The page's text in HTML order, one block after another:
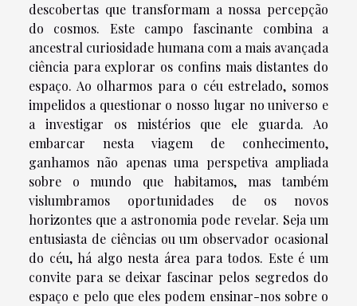
descobertas que transformam a nossa percepção
do cosmos. Este campo fascinante combina a
ancestral curiosidade humana com a mais avançada
ciência para explorar os confins mais distantes do
espaço. Ao olharmos para o céu estrelado, somos
impelidos a questionar o nosso lugar no universo e
a investigar os mistérios que ele guarda. Ao
embarcar nesta viagem de conhecimento,
ganhamos não apenas uma perspetiva ampliada
sobre o mundo que habitamos, mas também
vislumbramos oportunidades de os novos
horizontes que a astronomia pode revelar. Seja um
entusiasta de ciências ou um observador ocasional
do céu, há algo nesta área para todos. Este é um
convite para se deixar fascinar pelos segredos do
espaço e pelo que eles podem ensinar-nos sobre o